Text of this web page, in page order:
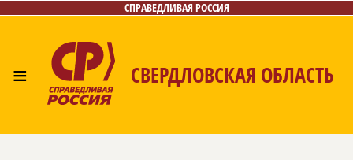
СПРАВЕДЛИВАЯ РОССИЯ
≡ СВЕРДЛОВСКАЯ ОБЛАСТЬ